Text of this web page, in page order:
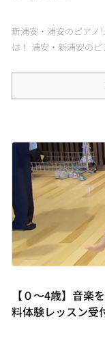
新浦安・浦安のピアノ
は！ 浦安・新浦安のピ
【０〜4歳】音楽
料体験レッスン受